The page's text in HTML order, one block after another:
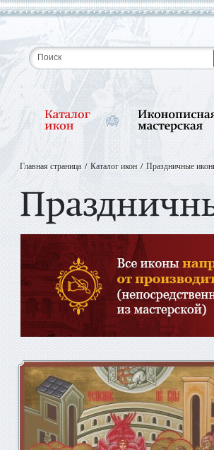
Главная страница Каталог икон Праздничные